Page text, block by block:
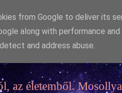
az életemből.
from Google to deliver its
along with performance
and address abuse.